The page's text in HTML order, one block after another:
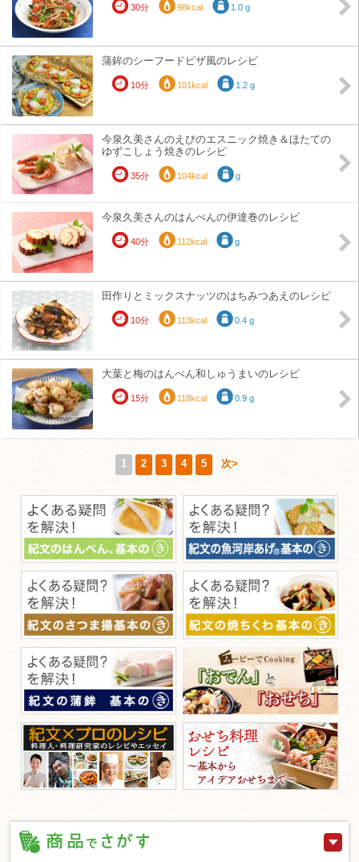
30分 98kcal 1.0 g
蒲鉾のシーフードピザ風のレシピ
10分 101kcal 1.2 g
今泉久美さんのえびのエスニック焼き＆ほたての
ゆずこしょう焼きのレシピ
35分 104kcal g
今泉久美さんのはんぺんの伊達巻のレシピ
40分 112kcal g
田作りとミックスナッツのはちみつあえのレシピ
10分 113kcal 0.4 g
大葉と梅のはんぺん和しゅうまいのレシピ
15分 118kcal 0.9 g
1 2 3 4 5 次>